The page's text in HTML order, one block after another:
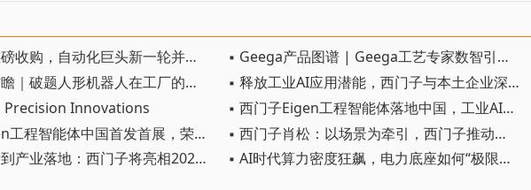
▪ 相继宣布重磅收购，自动化巨头新一轮并购潮剑指何方？
▪ Geega产品图谱 | Geega工艺专家数智引擎，从设计到作业的智能跃迁
▪ 具身智能前瞻｜破题人形机器人在工厂的规模化落地
▪ 释放工业AI应用潜能，西门子与本土企业深化合作
Precision Innovations
▪ 西门子Eigen工程智能体落地中国，工业AI跨越物理世界“确定性”拐点
▪ 西门子Eigen工程智能体中国首发首展，荣获2026 WAIC SAIL之星奖
▪ 西门子肖松：以场景为牵引，西门子推动工业AI从单点实效迈向生产力跃迁
▪ 从前沿创新到产业落地：西门子将亮相2026世界人工智能大会
▪ AI时代算力密度狂飙，电力底座如何“极限跨越”？